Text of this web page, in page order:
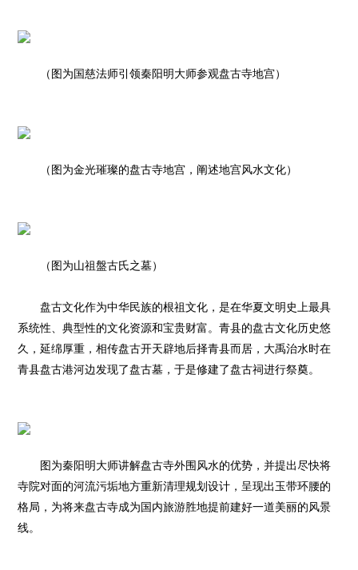
（图为国慈法师引领秦阳明大师参观盘古寺地宫）
（图为金光璀璨的盘古寺地宫，阐述地宫风水文化）
（图为山祖盤古氏之墓）
盘古文化作为中华民族的根祖文化，是在华夏文明史上最具
系统性、典型性的文化资源和宝贵财富。青县的盘古文化历史悠
久，延绵厚重，相传盘古开天辟地后择青县而居，大禹治水时在
青县盘古港河边发现了盘古墓，于是修建了盘古祠进行祭奠。
图为秦阳明大师讲解盘古寺外围风水的优势，并提出尽快将
寺院对面的河流污垢地方重新清理规划设计，呈现出玉带环腰的
格局，为将来盘古寺成为国内旅游胜地提前建好一道美丽的风景
线。